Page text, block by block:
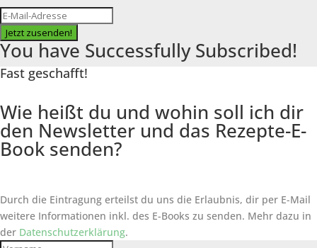
Jetzt zusenden!
You have Successfully Subscribed!
Fast geschafft!
Wie heißt du und wohin soll ich dir
den Newsletter und das Rezepte-E-
Book senden?
Durch die Eintragung erteilst du uns die Erlaubnis, dir per E-Mail
weitere Informationen inkl. des E-Books zu senden. Mehr dazu in
der Datenschutzerklärung.